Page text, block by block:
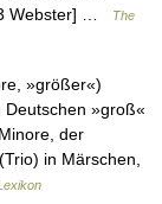
Webster] …
The
»größer«)
Deutschen »groß«
der
in Märschen,